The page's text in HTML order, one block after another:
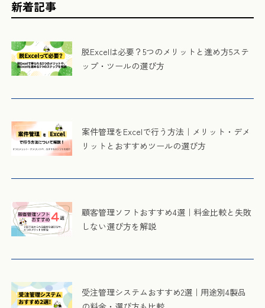
新着記事
脱Excelは必要？5つのメリットと進め方5ステ
ップ・ツールの選び方
案件管理をExcelで行う方法｜メリット・デメ
リットとおすすめツールの選び方
顧客管理ソフトおすすめ4選｜料金比較と失敗
しない選び方を解説
受注管理システムおすすめ2選｜用途別4製品